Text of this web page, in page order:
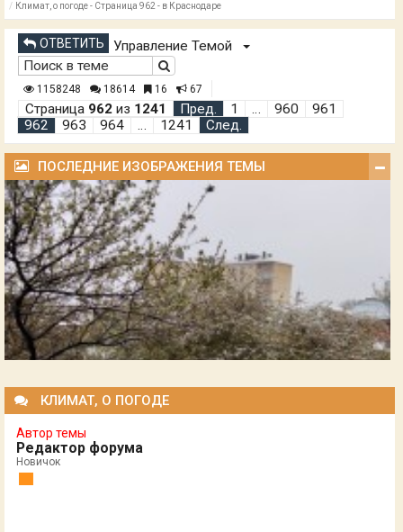
Климат, о погоде - Страница 962 - в Краснодаре
ОТВЕТИТЬ Управление Темой
1158248 18614 16 67
Страница 962 из 1241 Пред. 1 … 960
961
962
963 964 … 1241 След.
ПОСЛЕДНИЕ ИЗОБРАЖЕНИЯ ТЕМЫ
КЛИМАТ, О ПОГОДЕ
Автор темы
Редактор форума
Новичок